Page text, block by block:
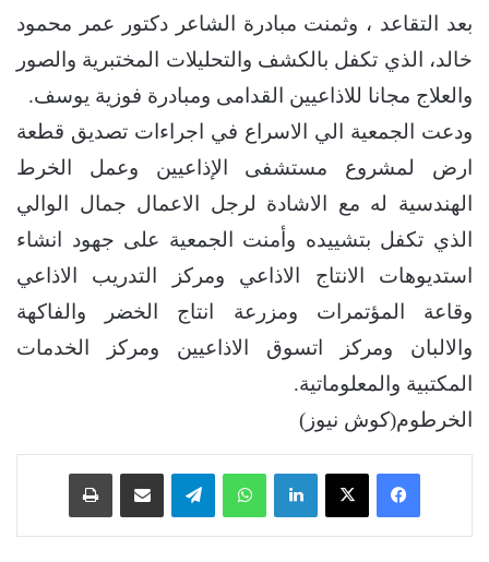
بعد التقاعد ، وثمنت مبادرة الشاعر دكتور عمر محمود
خالد، الذي تكفل بالكشف والتحليلات المختبرية والصور
والعلاج مجانا للاذاعيين القدامى ومبادرة فوزية يوسف.
ودعت الجمعية الي الاسراع في اجراءات تصديق قطعة
ارض لمشروع مستشفى الإذاعيين وعمل الخرط
الهندسية له مع الاشادة لرجل الاعمال جمال الوالي
الذي تكفل بتشييده وأمنت الجمعية على جهود انشاء
استديوهات الانتاج الاذاعي ومركز التدريب الاذاعي
وقاعة المؤتمرات ومزرعة انتاج الخضر والفاكهة
والالبان ومركز اتسوق الاذاعيين ومركز الخدمات
المكتبية والمعلوماتية.
الخرطوم(كوش نيوز)
فيسبوك ‫X لينكدإن واتساب تيلقرام